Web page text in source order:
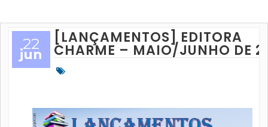
22
jun
[LANÇAMENTOS] EDITORA
CHARME – MAIO/JUNHO DE